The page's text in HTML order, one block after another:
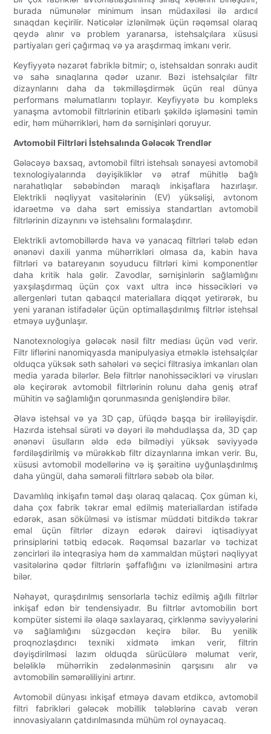
burada nümunələr minimum insan müdaxiləsi ilə ardıcıl
sınaqdan keçirilir. Nəticələr izlənilmək üçün rəqəmsal olaraq
qeydə alınır və problem yaranarsa, istehsalçılara xüsusi
partiyaları geri çağırmaq və ya araşdırmaq imkanı verir.
Keyfiyyətə nəzarət fabriklə bitmir; o, istehsaldan sonrakı audit
və sahə sınaqlarına qədər uzanır. Bəzi istehsalçılar filtr
dizaynlarını daha da təkmilləşdirmək üçün real dünya
performans məlumatlarını toplayır. Keyfiyyətə bu kompleks
yanaşma avtomobil filtrlərinin etibarlı şəkildə işləməsini təmin
edir, həm mühərrikləri, həm də sərnişinləri qoruyur.
Avtomobil Filtrləri İstehsalında Gələcək Trendlər
Gələcəyə baxsaq, avtomobil filtri istehsalı sənayesi avtomobil
texnologiyalarında dəyişikliklər və ətraf mühitlə bağlı
narahatlıqlar səbəbindən maraqlı inkişaflara hazırlaşır.
Elektrikli nəqliyyat vasitələrinin (EV) yüksəlişi, avtonom
idarəetmə və daha sərt emissiya standartları avtomobil
filtrlərinin dizaynını və istehsalını formalaşdırır.
Elektrikli avtomobillərdə hava və yanacaq filtrləri tələb edən
ənənəvi daxili yanma mühərrikləri olmasa da, kabin hava
filtrləri və batareyanın soyuducu filtrləri kimi komponentlər
daha kritik hala gəlir. Zavodlar, sərnişinlərin sağlamlığını
yaxşılaşdırmaq üçün çox vaxt ultra incə hissəcikləri və
allergenləri tutan qabaqcıl materiallara diqqət yetirərək, bu
yeni yaranan istifadələr üçün optimallaşdırılmış filtrlər istehsal
etməyə uyğunlaşır.
Nanotexnologiya gələcək nəsil filtr mediası üçün vəd verir.
Filtr liflərini nanomiqyasda manipulyasiya etməklə istehsalçılar
olduqca yüksək səth sahələri və seçici filtrasiya imkanları olan
media yarada bilərlər. Belə filtrlər nanohissəcikləri və virusları
ələ keçirərək avtomobil filtrlərinin rolunu daha geniş ətraf
mühitin və sağlamlığın qorunmasında genişləndirə bilər.
Əlavə istehsal və ya 3D çap, üfüqdə başqa bir irəliləyişdir.
Hazırda istehsal sürəti və dəyəri ilə məhdudlaşsa da, 3D çap
ənənəvi üsulların əldə edə bilmədiyi yüksək səviyyədə
fərdiləşdirilmiş və mürəkkəb filtr dizaynlarına imkan verir. Bu,
xüsusi avtomobil modellərinə və iş şəraitinə uyğunlaşdırılmış
daha yüngül, daha səmərəli filtrlərə səbəb ola bilər.
Davamlılıq inkişafın təməl daşı olaraq qalacaq. Çox güman ki,
daha çox fabrik təkrar emal edilmiş materiallardan istifadə
edərək, asan sökülməsi və istismar müddəti bitdikdə təkrar
emal üçün filtrlər dizayn edərək dairəvi iqtisadiyyat
prinsiplərini tətbiq edəcək. Rəqəmsal bazarlar və təchizat
zəncirləri ilə inteqrasiya həm də xammaldan müştəri nəqliyyat
vasitələrinə qədər filtrlərin şəffaflığını və izlənilməsini artıra
bilər.
Nəhayət, quraşdırılmış sensorlarla təchiz edilmiş ağıllı filtrlər
inkişaf edən bir tendensiyadır. Bu filtrlər avtomobilin bort
kompüter sistemi ilə əlaqə saxlayaraq, çirklənmə səviyyələrini
və sağlamlığını süzgəcdən keçirə bilər. Bu yenilik
proqnozlaşdırıcı texniki xidmətə imkan verir, filtrin
dəyişdirilməsi lazım olduqda sürücülərə məlumat verir,
beləliklə mühərrikin zədələnməsinin qarşısını alır və
avtomobilin səmərəliliyini artırır.
Avtomobil dünyası inkişaf etməyə davam etdikcə, avtomobil
filtri fabrikləri gələcək mobillik tələblərinə cavab verən
innovasiyaların çatdırılmasında mühüm rol oynayacaq.